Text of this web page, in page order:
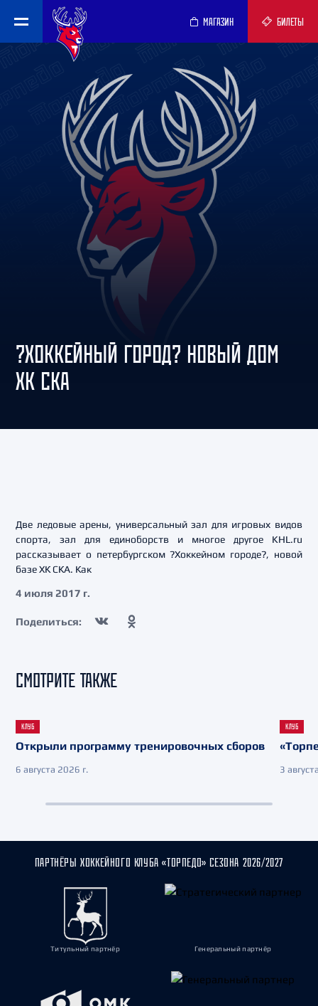
МАГАЗИН БИЛЕТЫ
?ХОККЕЙНЫЙ ГОРОД? НОВЫЙ ДОМ
ХК СКА
Две ледовые арены, универсальный зал для игровых видов
спорта, зал для единоборств и многое другое KHL.ru
рассказывает о петербургском ?Хоккейном городе?, новой
базе ХК СКА. Как
4 июля 2017 г.
Поделиться:
СМОТРИТЕ ТАКЖЕ
КЛУБ
Открыли программу тренировочных сборов
6 августа 2026 г.
КЛУБ
3
ПАРТНЁРЫ ХОККЕЙНОГО КЛУБА «ТОРПЕДО» СЕЗОНА 2026/2027
Титульный партнёр Генеральный партнёр